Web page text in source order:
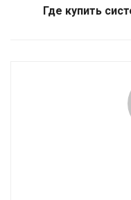
Где купить